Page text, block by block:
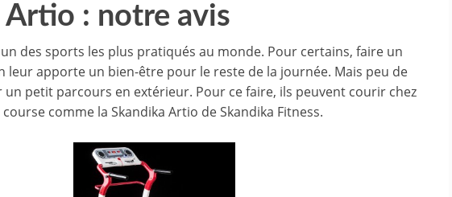
Artio : notre avis
des sports les plus pratiqués au monde. Pour certains, faire un
leur apporte un bien-être pour le reste de la journée. Mais peu de
un petit parcours en extérieur. Pour ce faire, ils peuvent courir chez
comme la Skandika Artio de Skandika Fitness.